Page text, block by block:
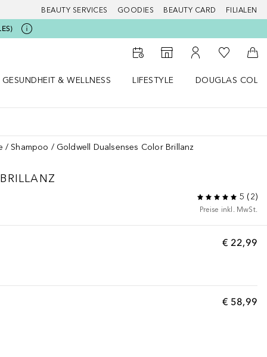
BEAUTY SERVICES GOODIES BEAUTY CARD FILIALEN
Zum Storefinder
Zu Meinem
Zu Meiner
GESUNDHEIT & WELLNESS
LIFESTYLE
DOUGLAS
Shampoo Goldwell Dualsenses Color Brillanz
5 (2)
Preise inkl. MwSt.
€ 22,99
€ 58,99